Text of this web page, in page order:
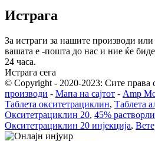
Истрага
За истраги за нашите производи или
вашата е -пошта до нас и ние ќе
24 часа.
Истрага сега
© Copyright - 2020-2023: Сите права
производи - Мапа на сајтот - Amp
Таблета окситетрациклин, Таблета
Окситетрациклин 20, 45%
Окситетрациклин 20 инјекција,